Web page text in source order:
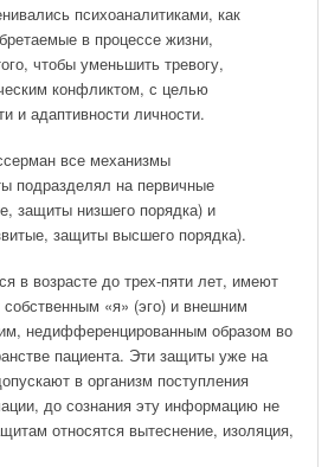
психоаналитиками, как
в процессе жизни,
чтобы уменьшить тревогу,
конфликтом, с целью
и адаптивности личности.
все механизмы
подразделял на первичные
защиты низшего порядка) и
защиты высшего порядка).
в возрасте до трех-пяти лет, имеют
«я» (эго) и внешним
недифференцированным образом во
пациента. Эти защиты уже на
в организм поступления
до сознания эту информацию не
относятся вытеснение, изоляция,